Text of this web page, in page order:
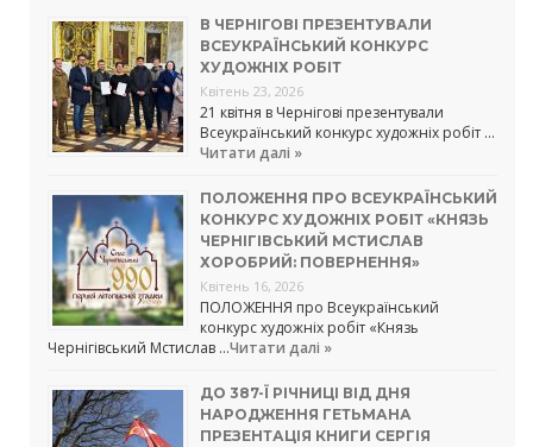
В ЧЕРНІГОВІ ПРЕЗЕНТУВАЛИ
ВСЕУКРАЇНСЬКИЙ КОНКУРС
ХУДОЖНІХ РОБІТ
Квітень 23, 2026
21 квітня в Чернігові презентували
Всеукраїнський конкурс художніх робіт …
Читати далі »
ПОЛОЖЕННЯ ПРО ВСЕУКРАЇНСЬКИЙ
КОНКУРС ХУДОЖНІХ РОБІТ «КНЯЗЬ
ЧЕРНІГІВСЬКИЙ МСТИСЛАВ
ХОРОБРИЙ: ПОВЕРНЕННЯ»
Квітень 16, 2026
ПОЛОЖЕННЯ про Всеукраїнський
конкурс художніх робіт «Князь
Чернігівський Мстислав …Читати далі »
ДО 387-Ї РІЧНИЦІ ВІД ДНЯ
НАРОДЖЕННЯ ГЕТЬМАНА
ПРЕЗЕНТАЦІЯ КНИГИ СЕРГІЯ